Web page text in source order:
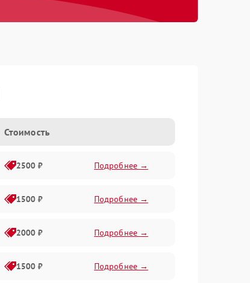
Стоимость
2500 ₽ Подробнее →
1500 ₽ Подробнее →
2000 ₽ Подробнее →
1500 ₽ Подробнее →